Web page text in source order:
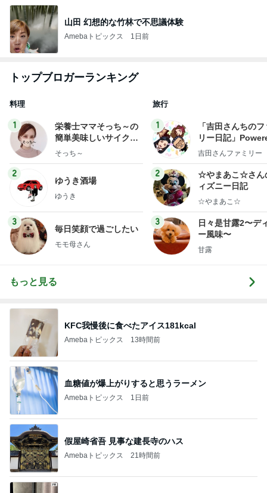
山田 幻想的な竹林で不思議体験
Amebaトピックス 1日前
トップブロガーランキング
料理
1
栄養士ママそっち～の
簡単美味しいサイクル
献立
そっち～
2
ゆうき酒場
ゆうき
3
毎日笑顔で過ごしたい
モモ母さん
旅行
1
「吉田さんちの
リー日記」
y Ameba 吉田さ
ログ
吉田さんファミリー
2
☆やまあこ☆さん
ィズニー日記
☆やまあこ☆
3
日々是甘露2〜デ
ー風味〜
甘露
もっと見る
KFC我慢後に食べたアイス181kcal
Amebaトピックス 13時間前
血糖値が爆上がりすると思うラーメン
Amebaトピックス 1日前
假屋崎省吾 見事な建長寺のハス
Amebaトピックス 21時間前